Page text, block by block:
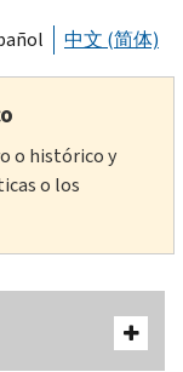
中文 (简体)
o histórico y
o los